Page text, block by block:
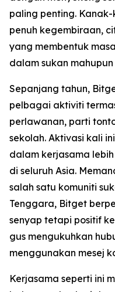
paling penting.
penuh kegembiraan,
yang membentuk
dalam sukan
Sepanjang tahun,
pelbagai aktiviti
perlawanan, parti
sekolah. Aktivasi kali
dalam kerjasama
di seluruh Asia.
salah satu komuniti
Tenggara, Bitget
senyap tetapi positif
gus mengukuhkan
menggunakan mesej
Kerjasama seperti ini